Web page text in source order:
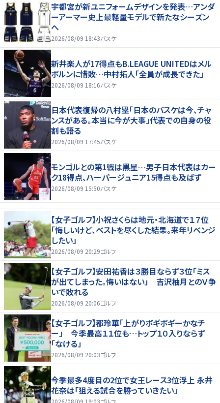
宇都宮が新ユニフォームデザインを発表…アンダ
ーアーマー史上最軽量モデルで新たなシーズン
へ
2026/08/09 18:43バスケ
新井楽人が17得点もB.LEAGUE UNITEDはメル
ボルンに惜敗…中村拓人「全員が成長できた」
2026/08/09 18:16バスケ
日本代表復帰の八村塁「日本のバスケは今、チャ
ンスがある。本当に今が大事」代表での自身の役
割も語る
2026/08/09 17:45バスケ
モンゴルとの第1戦は黒星…男子日本代表はカー
ク18得点、ハーパージュニア15得点も及ばず
2026/08/09 15:50バスケ
【女子ゴルフ】小祝さくらは地元・北海道で１７位
「悔しいけど、ベストを尽くした結果。来年リベンジ
したい」
2026/08/09 20:29ゴルフ
【女子ゴルフ】安田祐香は３勝目ならず３位「ミス
が出てしまった。悔いはない」 吉沢柚月とのＶ争
いで敗れる
2026/08/09 20:06ゴルフ
【女子ゴルフ】都玲華「上がりボギボギーかなチ
ー」 今季最高１１位も…トップ１０入りならず
「なける」
2026/08/09 20:03ゴルフ
今季最多4度目の2位で女王レース3位浮上 永井
花奈は「狙える試合を勝っていきたい」
2026/08/09 19:03ゴルフ